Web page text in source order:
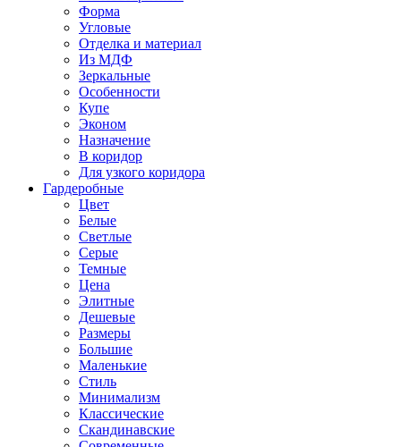
Форма
Угловые
Отделка и материал
Из МДФ
Зеркальные
Особенности
Купе
Эконом
Назначение
В коридор
Для узкого коридора
Гардеробные
Цвет
Белые
Светлые
Серые
Темные
Цена
Элитные
Дешевые
Размеры
Большие
Маленькие
Стиль
Минимализм
Классические
Скандинавские